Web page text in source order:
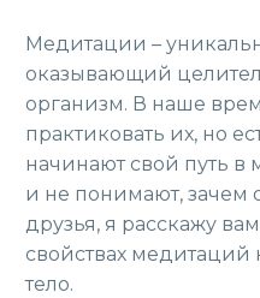
Медитации –
оказывающий
организм. В наше
практиковать их, но
начинают свой путь в
и не понимают, зачем
друзья, я расскажу
свойствах
тело.